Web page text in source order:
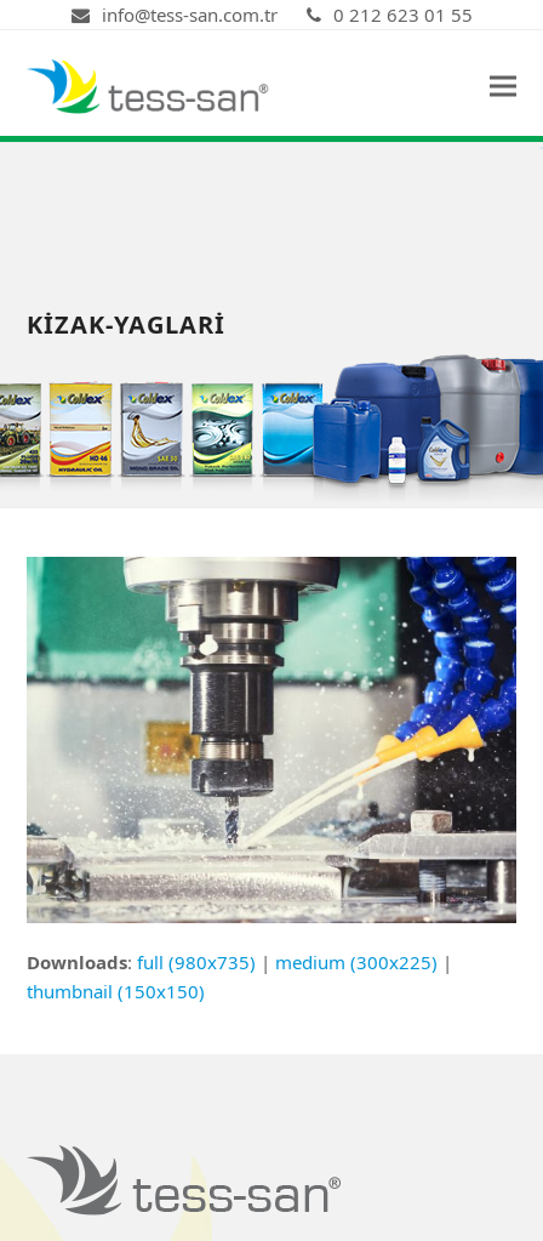
info@tess-san.com.tr 0 212 623 01 55
KIZAK-YAGLARI
Downloads:full (980x735) | medium (300x225) |
thumbnail (150x150)